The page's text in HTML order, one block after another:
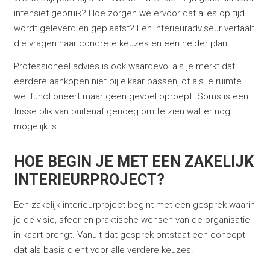
intensief gebruik? Hoe zorgen we ervoor dat alles op tijd
wordt geleverd en geplaatst? Een interieuradviseur vertaalt
die vragen naar concrete keuzes en een helder plan.
Professioneel advies is ook waardevol als je merkt dat
eerdere aankopen niet bij elkaar passen, of als je ruimte
wel functioneert maar geen gevoel oproept. Soms is een
frisse blik van buitenaf genoeg om te zien wat er nog
mogelijk is.
HOE BEGIN JE MET EEN ZAKELIJK
INTERIEURPROJECT?
Een zakelijk interieurproject begint met een gesprek waarin
je de visie, sfeer en praktische wensen van de organisatie
in kaart brengt. Vanuit dat gesprek ontstaat een concept
dat als basis dient voor alle verdere keuzes.